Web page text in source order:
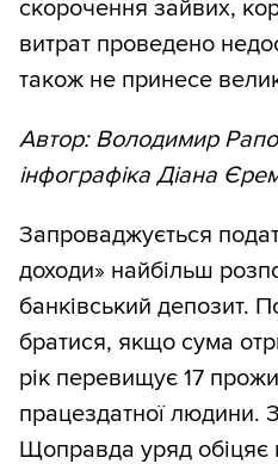
скорочення зайвих,
витрат проведено
також не принесе
Автор: Володимир
інфографіка Діана
Запроваджується
доходи» найбільш
банківський депозит.
братися, якщо сума
рік перевищує 17
працездатної людини.
Щоправда уряд обіцяє